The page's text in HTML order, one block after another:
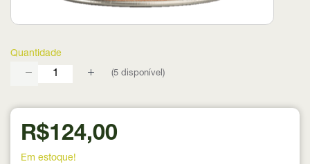
Quantidade
(5 disponível)
R$124,00
Em estoque!